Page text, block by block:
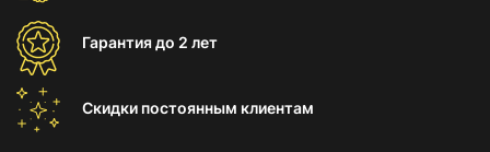
Гарантиядо 2 лет
Скидки постоянным клиентам